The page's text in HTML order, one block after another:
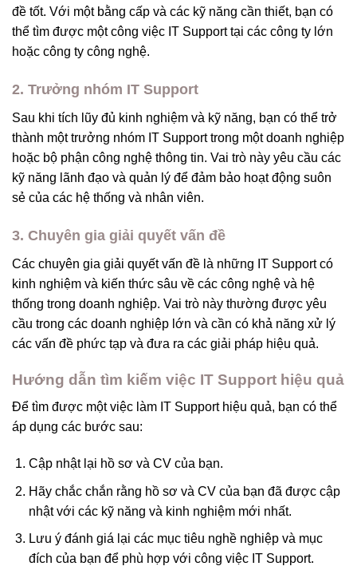
đề tốt. Với một bằng cấp và các kỹ năng cần thiết, bạn có
thể tìm được một công việc IT Support tại các công ty lớn
hoặc công ty công nghệ.
2. Trưởng nhóm IT Support
Sau khi tích lũy đủ kinh nghiệm và kỹ năng, bạn có thể trở
thành một trưởng nhóm IT Support trong một doanh nghiệp
hoặc bộ phận công nghệ thông tin. Vai trò này yêu cầu các
kỹ năng lãnh đạo và quản lý để đảm bảo hoạt động suôn
sẻ của các hệ thống và nhân viên.
3. Chuyên gia giải quyết vấn đề
Các chuyên gia giải quyết vấn đề là những IT Support có
kinh nghiệm và kiến thức sâu về các công nghệ và hệ
thống trong doanh nghiệp. Vai trò này thường được yêu
cầu trong các doanh nghiệp lớn và cần có khả năng xử lý
các vấn đề phức tạp và đưa ra các giải pháp hiệu quả.
Hướng dẫn tìm kiếm việc IT Support hiệu quả
Để tìm được một việc làm IT Support hiệu quả, bạn có thể
áp dụng các bước sau:
Cập nhật lại hồ sơ và CV của bạn.
Hãy chắc chắn rằng hồ sơ và CV của bạn đã được cập
nhật với các kỹ năng và kinh nghiệm mới nhất.
Lưu ý đánh giá lại các mục tiêu nghề nghiệp và mục
đích của bạn để phù hợp với công việc IT Support.